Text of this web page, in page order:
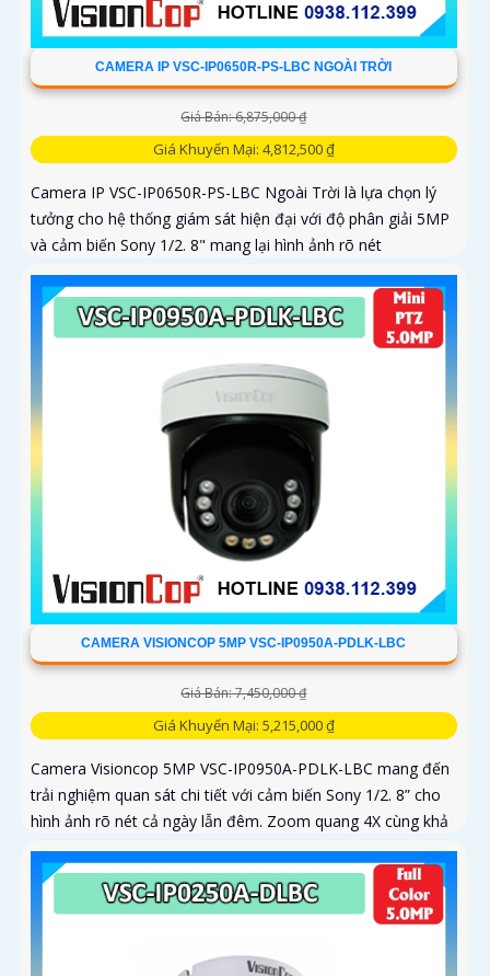
CAMERA IP VSC-IP0650R-PS-LBC NGOÀI TRỜI
Giá Bán: 6,875,000 ₫
Giá Khuyến Mại: 4,812,500 ₫
Camera IP VSC-IP0650R-PS-LBC Ngoài Trời là lựa chọn lý
tưởng cho hệ thống giám sát hiện đại với độ phân giải 5MP
và cảm biến Sony 1/2. 8" mang lại hình ảnh rõ nét
CAMERA VISIONCOP 5MP VSC-IP0950A-PDLK-LBC
Giá Bán: 7,450,000 ₫
Giá Khuyến Mại: 5,215,000 ₫
Camera Visioncop 5MP VSC-IP0950A-PDLK-LBC mang đến
trải nghiệm quan sát chi tiết với cảm biến Sony 1/2. 8” cho
hình ảnh rõ nét cả ngày lẫn đêm. Zoom quang 4X cùng khả
năng xoay...